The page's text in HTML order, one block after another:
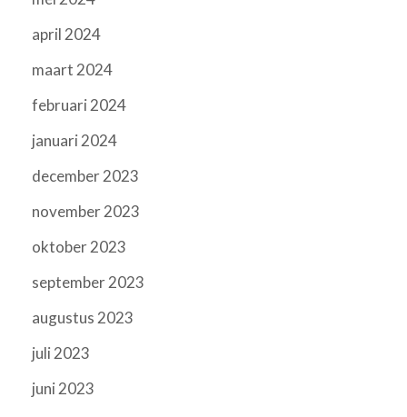
april 2024
maart 2024
februari 2024
januari 2024
december 2023
november 2023
oktober 2023
september 2023
augustus 2023
juli 2023
juni 2023